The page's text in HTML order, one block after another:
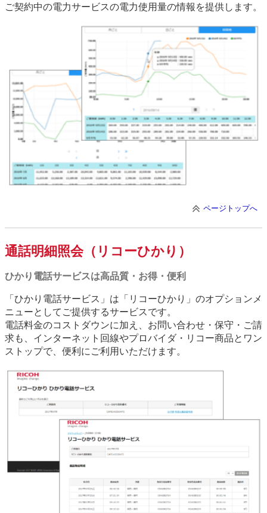
ご契約中の電力サービスの電力使用量の情報を提供します。
ページトップへ
通話明細照会（リコーひかり）
ひかり電話サービスは高品質・お得・便利
「ひかり電話サービス」は「リコーひかり」のオプションメ
ニューとしてご提供するサービスです。
電話料金のコストダウンに加え、お問い合わせ・保守・ご請
求も、インターネット回線やプロバイダ・リコー商品とワン
ストップで、便利にご利用いただけます。